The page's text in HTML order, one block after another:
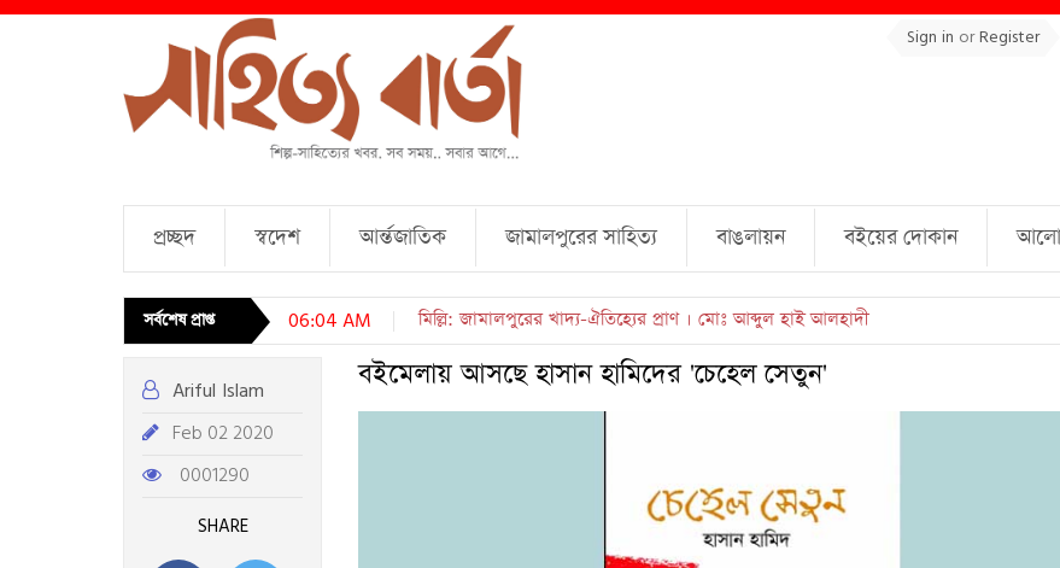
Sign in orRegister
প্রচ্ছদ স্বদেশ আর্ন্তজাতিক জামালপুরের সাহিত্য বাঙলায়ন বইয়ের দোকান
সর্বশেষ প্রাপ্ত 06:04 AM চারটি কবিতা । আব্দুল্লাহ্ জামিল
Ariful Islam
Feb 02 2020
0001290
SHARE
বইমেলায় আসছে হাসান হামিদের 'চেহেল সেতুন'